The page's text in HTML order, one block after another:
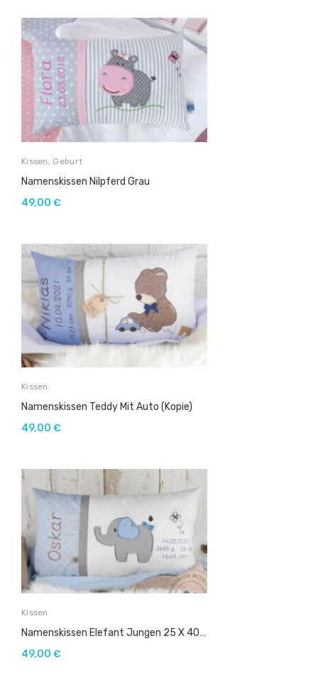
Kissen Geburt
Namenskissen Nilpferd Grau
49,00 €
Kissen
Namenskissen Teddy Mit Auto (Kopie)
49,00 €
Kissen
Namenskissen Elefant Jungen 25 X 40 Cm Im Neuen Design
49,00 €